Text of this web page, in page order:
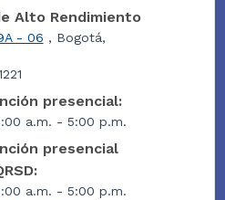
Alto Rendimiento
- 06 , Bogotá,
presencial:
a.m. - 5:00 p.m.
presencial
a.m. - 5:00 p.m.